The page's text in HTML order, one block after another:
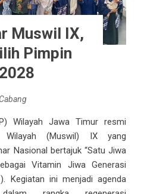
Muswil IX,
Pimpin
Wilayah Jawa Timur resmi
Wilayah (Muswil) IX yang
Nasional bertajuk “Satu Jiwa
Vitamin Jiwa Generasi
Kegiatan ini menjadi agenda